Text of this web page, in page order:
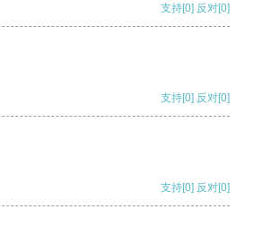
支持[0] 反对[0]
支持[0] 反对[0]
支持[0] 反对[0]